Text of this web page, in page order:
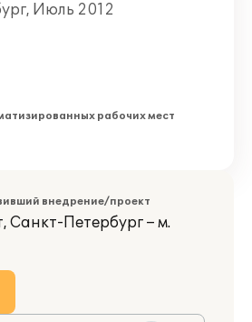
Июль 2012
рабочих мест
внедрение/проект
Санкт-Петербург – м.